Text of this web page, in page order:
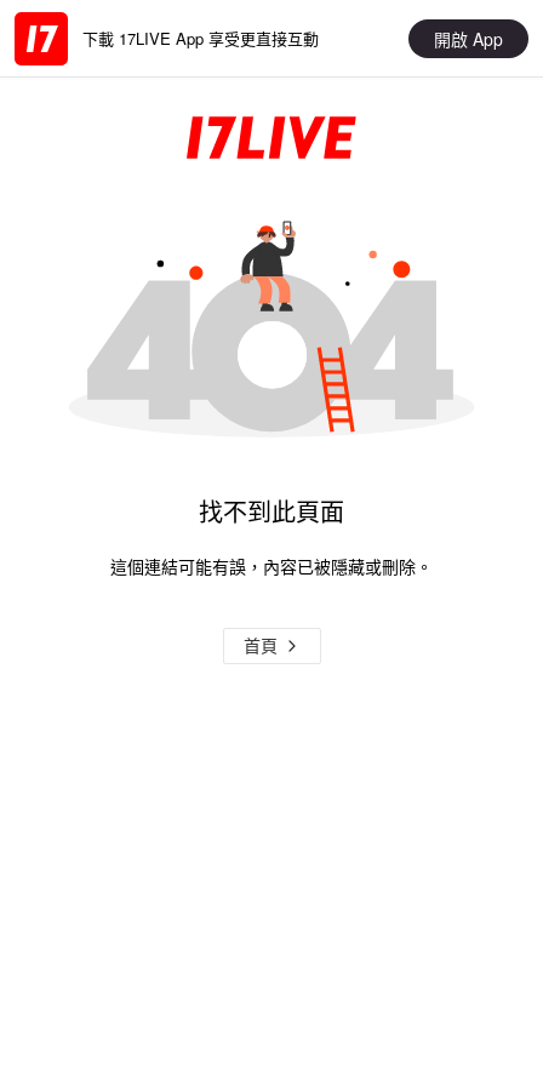
下載 17LIVE App 享受更直接互動 開啟 App
找不到此頁面
這個連結可能有誤，內容已被隱藏或刪除。
首頁